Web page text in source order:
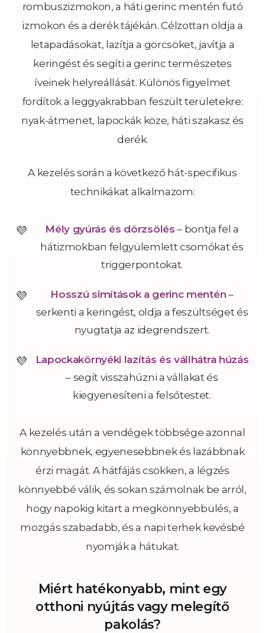
rombuszizmokon, a háti gerinc mentén futó
izmokon és a derék tájékán. Célzottan oldja a
letapadásokat, lazítja a görcsöket, javítja a
keringést és segíti a gerinc természetes
íveinek helyreállását. Különös figyelmet
fordítok a leggyakrabban feszült területekre:
nyak-átmenet, lapockák köze, háti szakasz és
derék.
A kezelés során a következő hát-specifikus
technikákat alkalmazom:
Mély gyúrás és dörzsölés – bontja fel a
hátizmokban felgyülemlett csomókat és
triggerpontokat.
Hosszú simítások a gerinc mentén –
serkenti a keringést, oldja a feszültséget és
nyugtatja az idegrendszert.
Lapockakörnyéki lazítás és vállhátra húzás
– segít visszahúzni a vállakat és
kiegyenesíteni a felsőtestet.
A kezelés után a vendégek többsége azonnal
könnyebbnek, egyenesebbnek és lazábbnak
érzi magát. A hátfájás csökken, a légzés
könnyebbé válik, és sokan számolnak be arról,
hogy napokig kitart a megkönnyebbülés, a
mozgás szabadabb, és a napi terhek kevésbé
nyomják a hátukat.
Miért hatékonyabb, mint egy
otthoni nyújtás vagy melegítő
pakolás?